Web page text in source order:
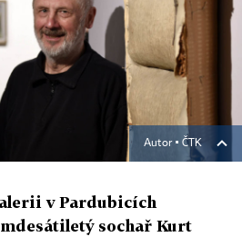
Autor ▪ ČTK
v Pardubicích
sochař Kurt